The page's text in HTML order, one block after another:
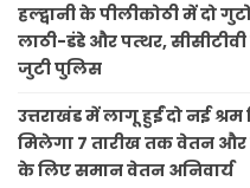
हल्द्वानी के पीलीकोठी में दो
लाठी-डंडे और पत्थर,
जुटी पुलिस
उत्तराखंड में लागू हुईं दो नई
मिलेगा 7 तारीख तक वेतन
के लिए समान वेतन अनिवार्य